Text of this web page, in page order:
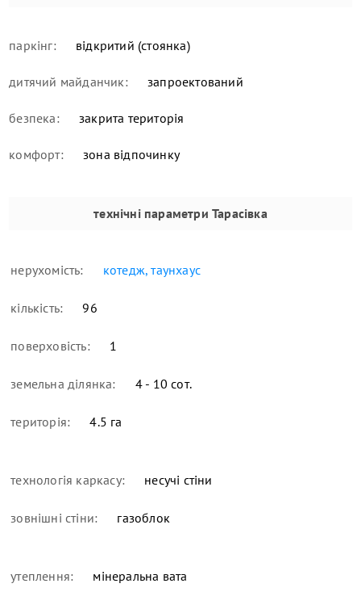
паркінг: відкритий (стоянка)
дитячий майданчик: запроектований
безпека: закрита територія
комфорт: зона відпочинку
технічні параметри Тарасівка
нерухомість: котедж, таунхаус
кількість: 96
поверховість: 1
земельна ділянка: 4 - 10 сот.
територія: 4.5 га
технологія каркасу: несучі стіни
зовнішні стіни: газоблок
утеплення: мінеральна вата